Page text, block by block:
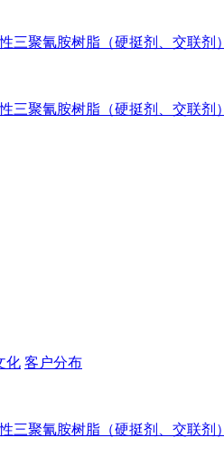
三聚氰胺树脂（硬挺剂、交联剂）
三聚氰胺树脂（硬挺剂、交联剂）
化 客户分布
三聚氰胺树脂（硬挺剂、交联剂）